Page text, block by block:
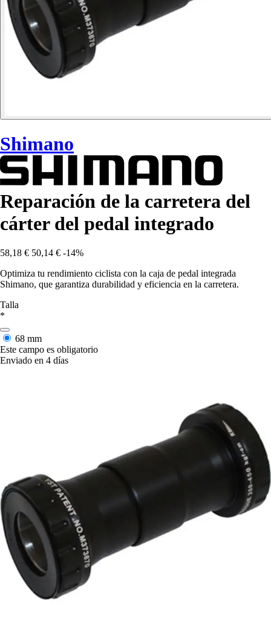
Shimano
Reparación de la carretera del
cárter del pedal integrado
58,18 € 50,14 € -14%
Optimiza tu rendimiento ciclista con la caja de pedal integrada
Shimano, que garantiza durabilidad y eficiencia en la carretera.
Talla
*
68 mm
Este campo es obligatorio
Enviado en 4 días